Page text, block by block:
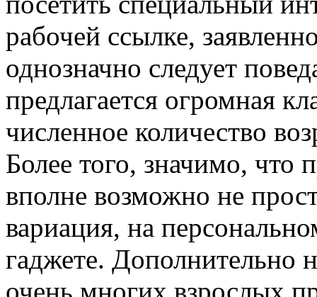
рабочей ссылке,
однозначно следует
предлагается огромная
численное количество
Более того, значимо, что
вполне возможно не
вариация, на
гаджете. Дополнительно
очень многих взрослых